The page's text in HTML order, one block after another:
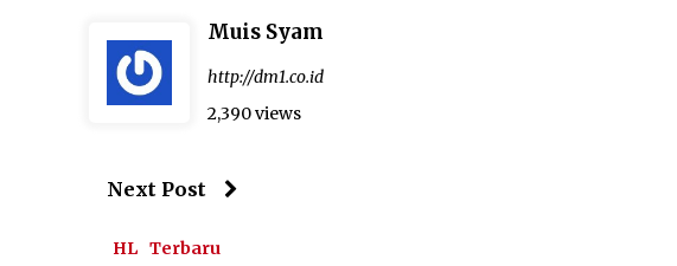
Muis Syam
http://dm1.co.id
2,390 views
Next Post
HL Terbaru